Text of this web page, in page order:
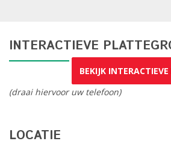
INTERACTIEVE
BEKIJK
(draai hiervoor uw telefoon)
LOCATIE